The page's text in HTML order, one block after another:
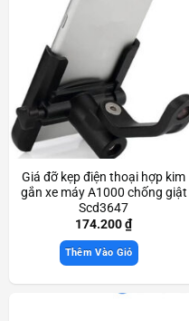
Giá đỡ kẹp điện thoại hợp kim
gắn xe máy A1000 chống giật
Scd3647
174.200₫
Thêm Vào Giỏ